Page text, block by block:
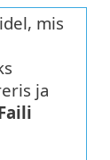
mis
ja